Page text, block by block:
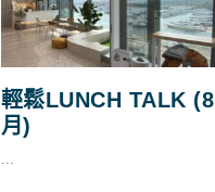
輕鬆LUNCH TALK (8
月)